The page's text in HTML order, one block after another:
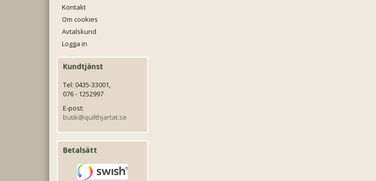
Kontakt
Om cookies
Avtalskund
Logga in
Kundtjänst
Tel: 0435-33001,
076 - 1252997
E-post:
butik@quilthjartat.se
Betalsätt